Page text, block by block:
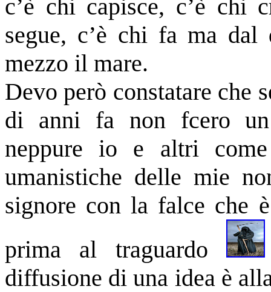
c’è chi capisce, c’è chi
segue, c’è chi fa ma
mezzo il mare.
Devo però constatare che
di anni fa non fcero un
neppure io e altri
umanistiche delle mie
signore con la falce che
prima al traguardo
diffusione di una idea è